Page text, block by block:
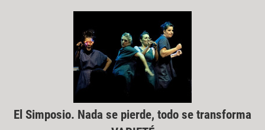
El Simposio. Nada se pierde, todo se transforma